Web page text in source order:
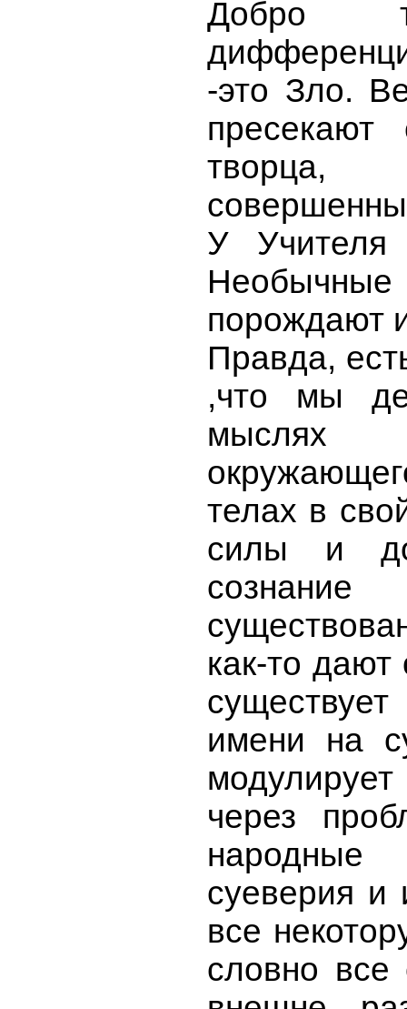
Добро
-это Зло.
пресекают
творца,
У Учителя
порождают
Правда,
,что мы
мыслях
телах в
силы и
как-то
имени на
через
народные
суеверия и
все
словно все